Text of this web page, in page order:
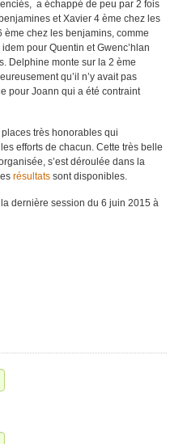
a échappé de peu par 2 fois
et Xavier 4 ème chez les
ème chez les benjamins, comme
pour Quentin et Gwenc’hlan
Delphine monte sur la 2 ème
qu’il n’y avait pas
pour Joann qui a été contraint
très honorables qui
efforts de chacun. Cette très belle
s’est déroulée dans la
résultats sont disponibles.
dernière session du 6 juin 2015 à